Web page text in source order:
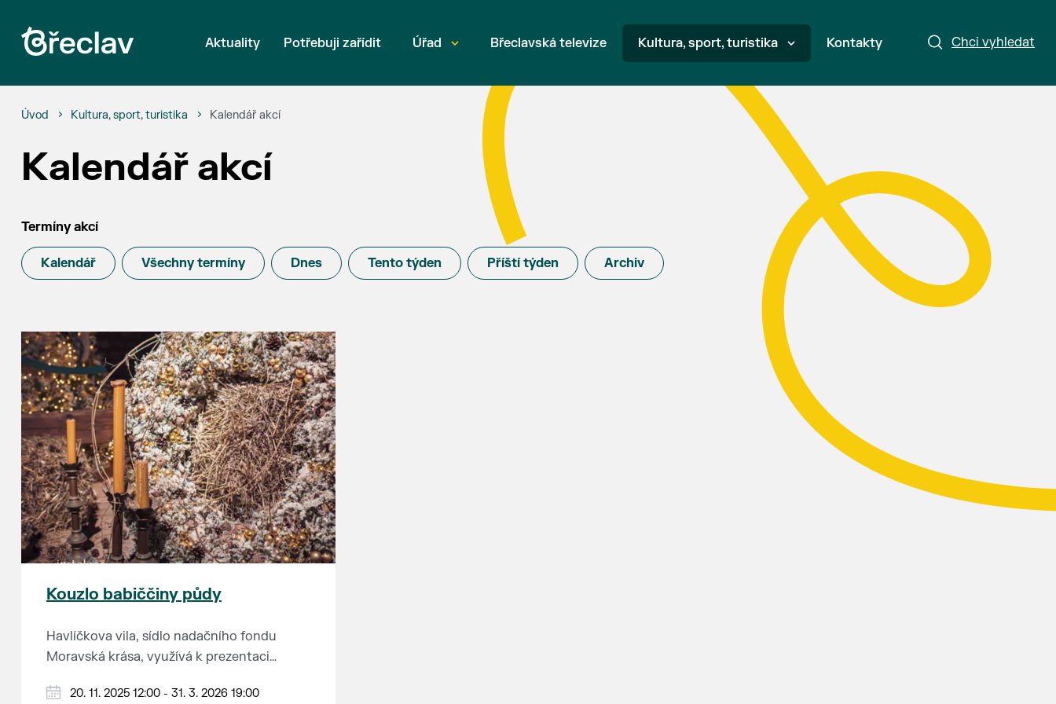
Chci vyhledat
Aktuality Potřebuji zařídit Úřad Břeclavská televize Kultura, sport, turistika Kontakty
Úvod Kultura, sport, turistika Kalendář akcí
Kalendář akcí
Termíny akcí
Kalendář Všechny termíny Dnes Tento týden Příští týden Archiv
Kouzlo babiččiny půdy
Havlíčkova vila, sídlo nadačního fondu
Moravská krása, využívá k prezentaci
opravdu každé volné místo. Nevěříte?
A když říkáme „na půdu vily,“ myslíme tím
20. 11. 2025 12:00 - 31. 3. 2026 19:00